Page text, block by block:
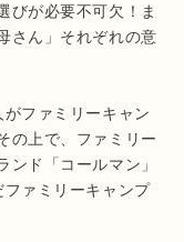
びが必要不可欠！ま
さん」それぞれの意
がファミリーキャン
の上で、ファミリー
ンド「コールマン」
ァミリーキャンプ